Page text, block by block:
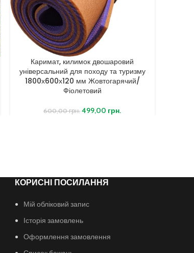
Каримат, килимок двошаровий
універсальний для походу та туризму
1800х600х120 мм Жовтогарячий/
Фіолетовий
600,00грн. 499,00 грн.
КОРИСНІ ПОСИЛАННЯ
Мій обліковий запис
Історія замовлень
Оформлення замовлення